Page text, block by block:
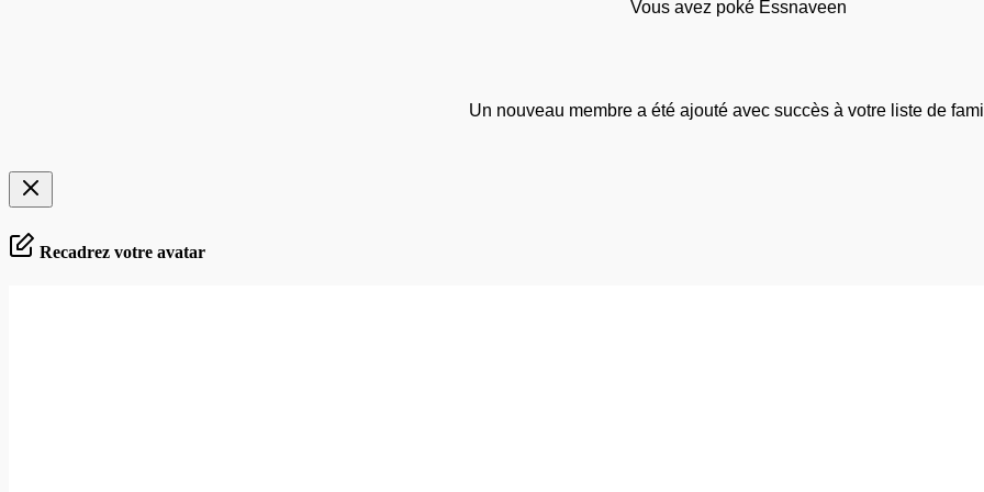
Vous avez poké Essnaveen
Un nouveau membre a été ajouté avec succès à votre liste de
Recadrez votre avatar